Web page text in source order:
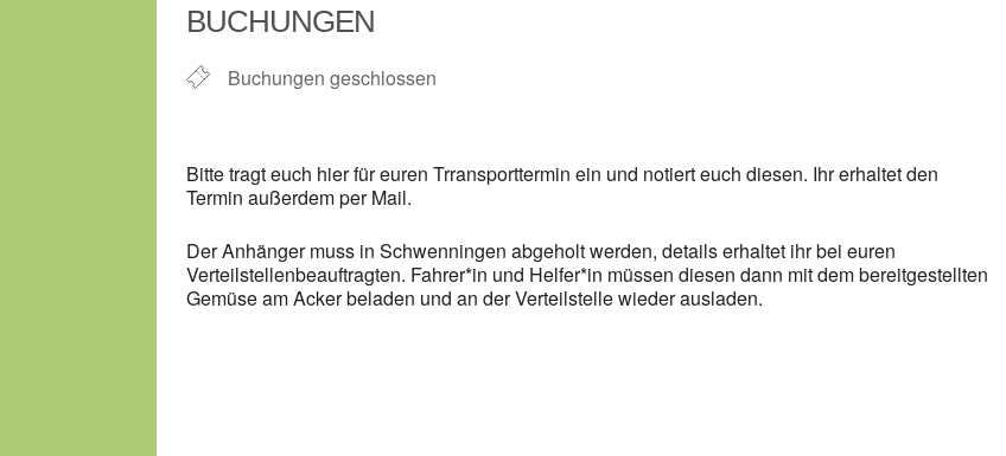
BUCHUNGEN
Buchungen geschlossen
Bitte tragt euch hier für euren Trransporttermin ein und notiert euch diesen. Ihr erhaltet den
Termin außerdem per Mail.
Der Anhänger muss in Schwenningen abgeholt werden, details erhaltet ihr bei euren
Verteilstellenbeauftragten. Fahrer*in und Helfer*in müssen diesen dann mit dem bereitgestellten
Gemüse am Acker beladen und an der Verteilstelle wieder ausladen.